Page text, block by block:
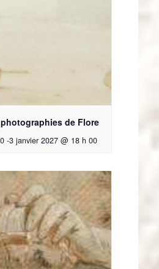
de Flore
-3 janvier 2027 @ 18 h 00